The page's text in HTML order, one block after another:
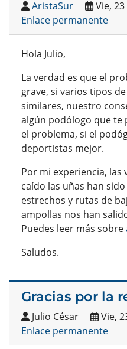
AristaSur
Vie,
Enlace permanente
Hola Julio,
La verdad es que el
grave, si varios tipos
similares, nuestro
algún podólogo que te
el problema, si el
deportistas mejor.
Por mi experiencia, las
caído las uñas han
estrechos y rutas de
ampollas nos han
Puedes leer más sobre
Saludos.
Gracias por la
Julio César
Vie,
Enlace permanente